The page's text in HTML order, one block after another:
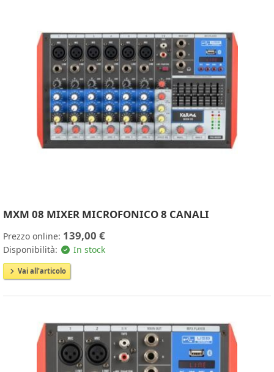
MXM 08 MIXER MICROFONICO 8 CANALI
Prezzo online: 139,00 €
Disponibilità: In stock
Vai all'articolo